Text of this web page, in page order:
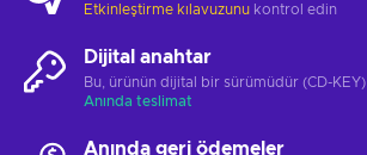
Etkinleştirme kılavuzunu kontrol edin
Dijital anahtar
Bu, ürünün dijital bir sürümüdür (CD-KEY)
Anında teslimat
Anında geri ödemeler